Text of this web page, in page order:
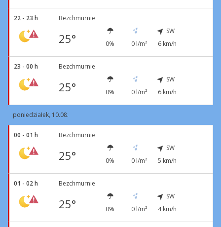
22 - 23 h Bezchmurnie
25° 0% 0 l/m²
SW
6 km/h
23 - 00 h Bezchmurnie
25° 0% 0 l/m²
SW
6 km/h
poniedziałek, 10.08.
00 - 01 h Bezchmurnie
25° 0% 0 l/m²
SW
5 km/h
01 - 02 h Bezchmurnie
25° 0% 0 l/m²
SW
4 km/h